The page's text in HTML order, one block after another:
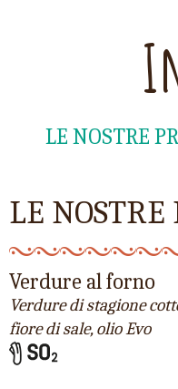
LE NOSTRE
LE NOSTRE
Verdure al forno
Verdure di stagione
fiore di sale, olio Evo